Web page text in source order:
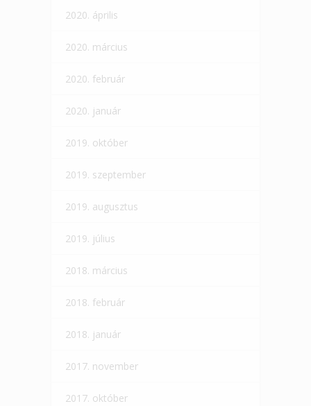
2020. április
2020. március
2020. február
2020. január
2019. október
2019. szeptember
2019. augusztus
2019. július
2018. március
2018. február
2018. január
2017. november
2017. október